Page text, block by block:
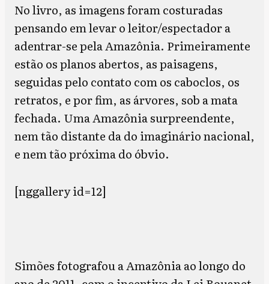
No livro, as imagens foram costuradas
pensando em levar o leitor/espectador a
adentrar-se pela Amazônia. Primeiramente
estão os planos abertos, as paisagens,
seguidas pelo contato com os caboclos, os
retratos, e por fim, as árvores, sob a mata
fechada. Uma Amazônia surpreendente,
nem tão distante da do imaginário nacional,
e nem tão próxima do óbvio.
[nggallery id=12]
Simões fotografou a Amazônia ao longo do